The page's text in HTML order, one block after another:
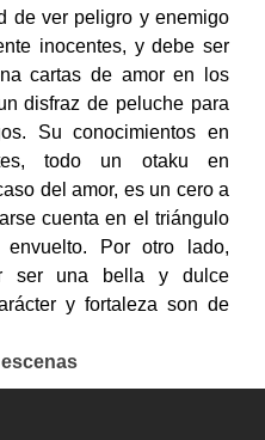
de ver peligro y enemigo
inocentes, y debe ser
cartas de amor en los
disfraz de peluche para
Su conocimientos en
todo un otaku en
del amor, es un cero a
cuenta en el triángulo
Por otro lado,
ser una bella y dulce
y fortaleza son de